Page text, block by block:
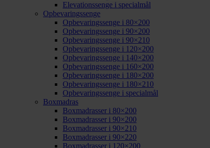
Elevationssenge i specialmål
Opbevaringssenge
Opbevaringssenge i 80×200
Opbevaringssenge i 90×200
Opbevaringssenge i 90×210
Opbevaringssenge i 120×200
Opbevaringssenge i 140×200
Opbevaringssenge i 160×200
Opbevaringssenge i 180×200
Opbevaringssenge i 180×210
Opbevaringssenge i specialmål
Boxmadras
Boxmadrasser i 80×200
Boxmadrasser i 90×200
Boxmadrasser i 90×210
Boxmadrasser i 90×220
Boxmadrasser i 120×200